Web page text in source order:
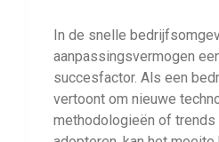
In de snelle
aanpassingsvermogen
succesfactor. Als een
vertoont om nieuwe
methodologieën of